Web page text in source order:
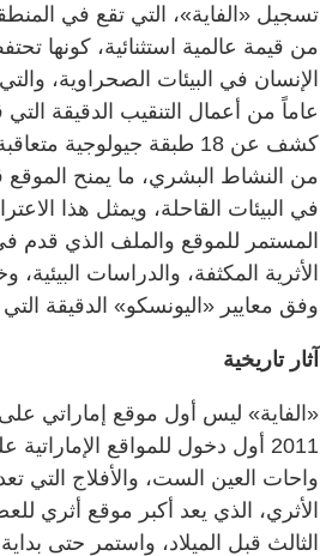
تسجيل «الفاية»، التي تقع في
من قيمة عالمية استثنائية، كونها
عاماً من أعمال التنقيب الدقيقة التي
كشف عن 18 طبقة
من النشاط البشري، ما يمنح
الأثرية المكثفة، والدراسات
وفق معايير «اليونسكو» الدقيقة التي
آثار تاريخية
«الفاية» ليس أول موقع إماراتي
2011 أول دخول للمواقع
واحات العين الست، والأفلاج التي
الأثري، الذي يعد أكبر موقع أثري
الثالث قبل الميلاد، واستمر حتى